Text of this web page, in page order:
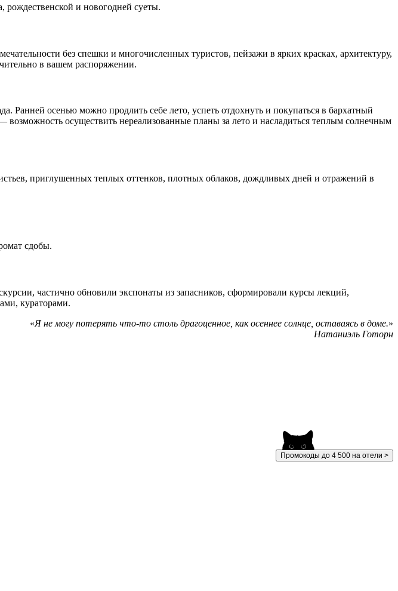
Промокоды до 4 500 на отели >
рождественской и новогодней суеты.
без спешки и многочисленных туристов, пейзажи в ярких красках, архитектуру,
в вашем распоряжении.
Ранней осенью можно продлить себе лето, успеть отдохнуть и покупаться в бархатный
осуществить нереализованные планы за лето и насладиться теплым солнечным
приглушенных теплых оттенков, плотных облаков, дождливых дней и отражений в
сдобы.
частично обновили экспонаты из запасников, сформировали курсы лекций,
кураторами.
«Я не могу потерять что-то столь драгоценное, как осеннее солнце, оставаясь в доме.»
Натаниэль Готорн